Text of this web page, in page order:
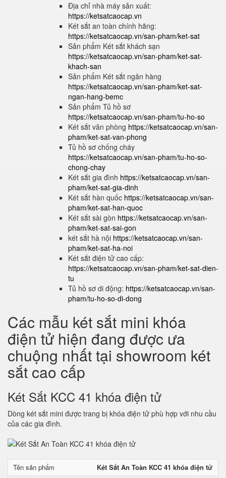
Địa chỉ nhà máy sản xuất:
https://ketsatcaocap.vn
Két sắt an toàn chính hãng:
https://ketsatcaocap.vn/san-pham/ket-sat
Sản phẩm Két sắt khách sạn
https://ketsatcaocap.vn/san-pham/ket-sat-
khach-san
Sản phẩm Két sắt ngân hàng
https://ketsatcaocap.vn/san-pham/ket-sat-
ngan-hang-bemc
Sản phẩm Tủ hồ sơ
https://ketsatcaocap.vn/san-pham/tu-ho-so
Két sắt văn phòng https://ketsatcaocap.vn/san-
pham/ket-sat-van-phong
Tủ hồ sơ chống cháy
https://ketsatcaocap.vn/san-pham/tu-ho-so-
chong-chay
Két sắt gia đình https://ketsatcaocap.vn/san-
pham/ket-sat-gia-dinh
Két sắt hàn quốc https://ketsatcaocap.vn/san-
pham/ket-sat-han-quoc
Két sắt sài gòn https://ketsatcaocap.vn/san-
pham/ket-sat-sai-gon
két sắt hà nội https://ketsatcaocap.vn/san-
pham/ket-sat-ha-noi
Két sắt điện tử cao cấp:
https://ketsatcaocap.vn/san-pham/ket-sat-dien-
tu
Tủ hồ sơ di động: https://ketsatcaocap.vn/san-
pham/tu-ho-so-di-dong
Các mẫu két sắt mini khóa
điện tử hiện đang được ưa
chuộng nhất tại showroom két
sắt cao cấp
Két Sắt KCC 41 khóa điện tử
Dòng két sắt mini được trang bị khóa điện tử phù hợp với nhu cầu
của các gia đình.
Tên sản phẩm Két Sắt An Toàn KCC 41 khóa điện tử